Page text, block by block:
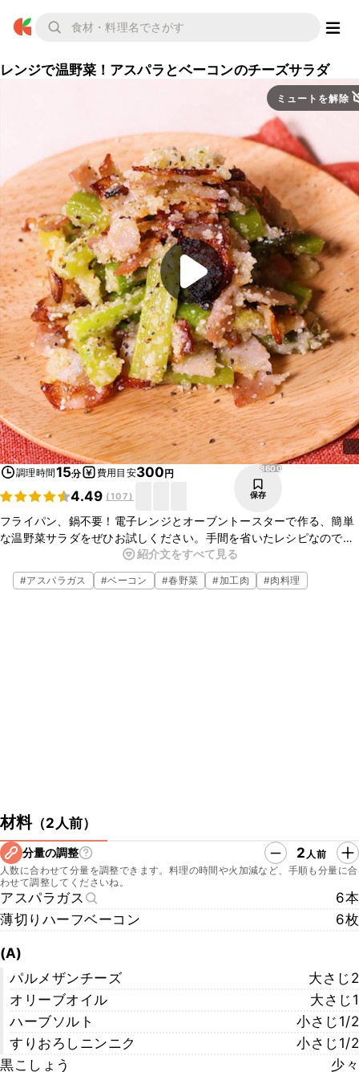
レンジで温野菜！アスパラとベーコンのチーズサラダ
ミュートを解除
調理時間15分 費用目安300円
4.49 (107)
8600
保存
フライパン、鍋不要！電子レンジとオーブントースターで作る、簡単
な温野菜サラダをぜひお試しください。手間を省いたレシピなのでお
忙しい方にはもってこいの一品です。オーブンでカリカリに仕上げた
ベーコンと、粉チーズが旨味とコクを引き出してくれますよ。
紹介文をすべて見る
#アスパラガス #ベーコン #春野菜 #加工肉 #肉料理
材料（2人前）
分量の調整 2 人前
人数に合わせて分量を調整できます。料理の時間や火加減など、手順も分量に合
わせて調整してくださいね。
アスパラガス
6本
薄切りハーフベーコン
6枚
(A)
パルメザンチーズ
大さじ2
オリーブオイル
大さじ1
ハーブソルト
小さじ1/2
すりおろしニンニク
小さじ1/2
黒こしょう
少々